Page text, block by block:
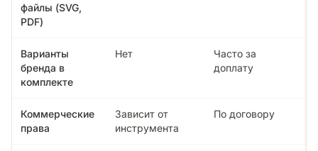
файлы (SVG,
PDF)
Варианты
бренда в
комплекте
Нет
Часто за
доплату
Коммерческие
права
Зависит от
инструмента
По договору